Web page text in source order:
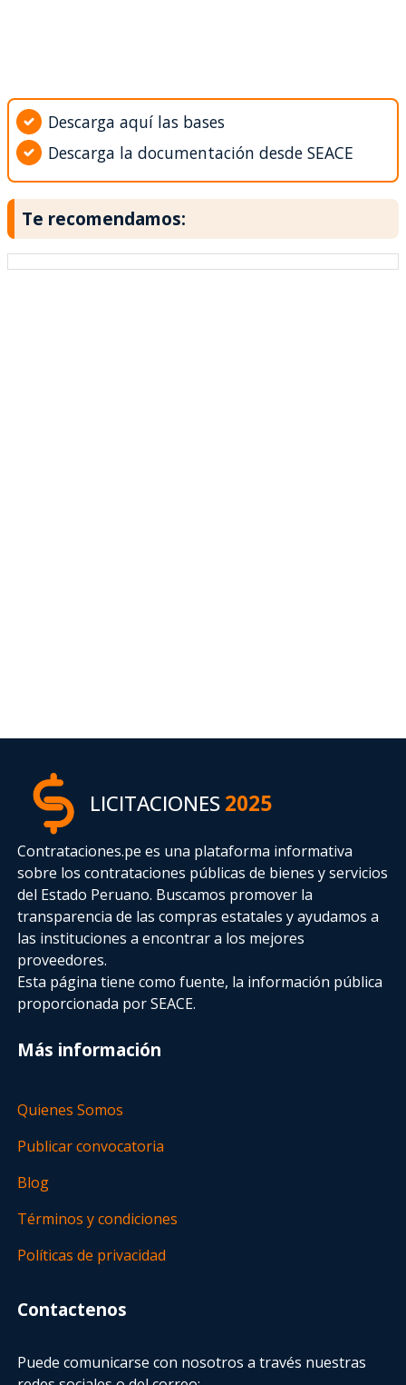
Descarga aquí las bases
Descarga la documentación desde SEACE
Te recomendamos:
LICITACIONES2025
Contrataciones.pe es una plataforma informativa
sobre los contrataciones públicas de bienes y servicios
del Estado Peruano. Buscamos promover la
transparencia de las compras estatalesy ayudamos a
las instituciones a encontrar a los mejores
proveedores.
Esta página tiene como fuente, la información pública
proporcionada por SEACE.
Más información
Quienes Somos
Publicar convocatoria
Blog
Términos y condiciones
Políticas de privacidad
Contactenos
Puede comunicarse con nosotros a través nuestras